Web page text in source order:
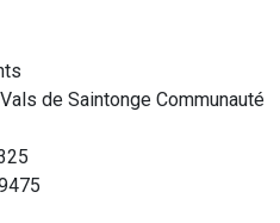
de Saintonge Communauté